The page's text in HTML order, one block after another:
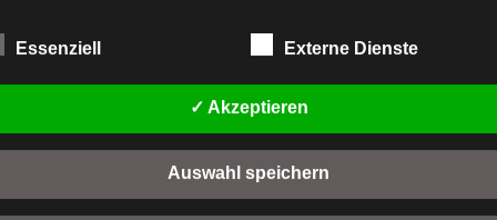
Bewertet
mit
von
89,00€ *
IN DEN WARENKORB
VS1
Begrifflichkeiten erläutern.
a) personenbezogene Daten
Personenbezogene Daten sind alle Informationen, die sich auf eine
Essenziell Externe Dienste
✓ Akzeptieren
Auswahl speichern